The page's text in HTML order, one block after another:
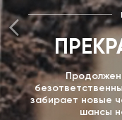
забирает новые
шансы